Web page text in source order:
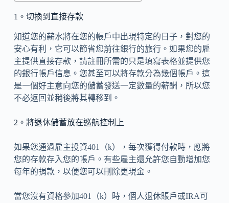
1。切換到直接存款
知道您的薪水將在您的帳戶中出現特定的日子，對您的
安心有利，它可以節省您前往銀行的旅行。如果您的雇
主提供直接存款，請註冊所需的只是填寫表格並提供您
的銀行帳戶信息。您甚至可以將存款分為幾個帳戶。這
是一個好主意向您的儲蓄發送一定數量的薪酬，所以您
不必返回並稍後將其轉移到。
2。將退休儲蓄放在巡航控制上
如果您通過雇主投資401（k），每次獲得付款時，應將
您的存款存入您的帳戶。有些雇主還允許您自動增加您
每年的捐款，以便您可以刪除更現金。
當您沒有資格參加401（k）時，個人退休賬戶或IRA可